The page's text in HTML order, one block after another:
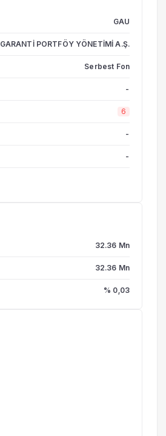
GAU
GARANTİ PORTFÖY YÖNETİMİ A.Ş.
Serbest Fon
-
6
-
-
32.36 Mn
32.36 Mn
% 0,03